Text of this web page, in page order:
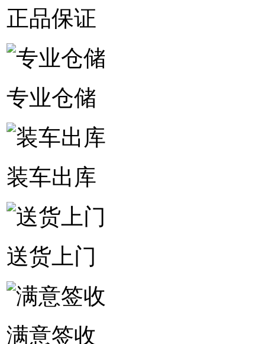
正品保证
专业仓储
装车出库
送货上门
满意签收